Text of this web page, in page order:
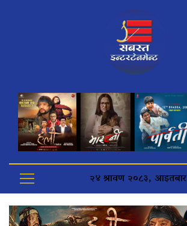
२४ श्रावण २०८३, आइतबार